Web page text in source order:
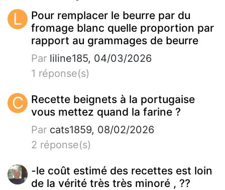
L
Pour remplacer le beurre par du
fromage blanc quelle proportion par
rapport au grammages de beurre
Par liline185, 04/03/2026
1 réponse(s)
C
Recette beignets à la portugaise
vous mettez quand la farine ?
Par cats1859, 08/02/2026
2 réponse(s)
-le coût estimé des recettes est loin
de la vérité très très minoré , ??